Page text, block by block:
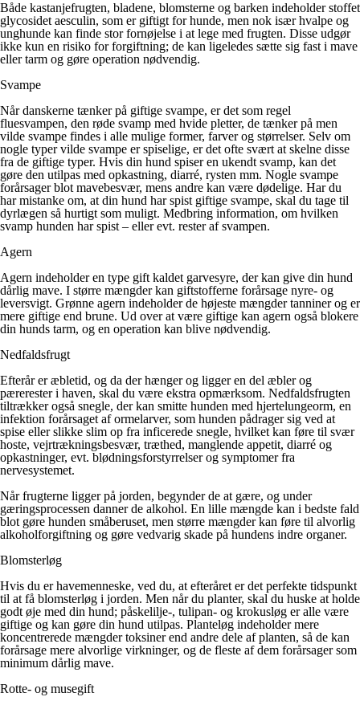
Både kastanjefrugten, bladene, blomsterne og barken indeholder stoffet
glycosidet aesculin, som er giftigt for hunde, men nok især hvalpe og
unghunde kan finde stor fornøjelse i at lege med frugten. Disse udgør
ikke kun en risiko for forgiftning; de kan ligeledes sætte sig fast i mave
eller tarm og gøre operation nødvendig.
Svampe
Når danskerne tænker på giftige svampe, er det som regel
fluesvampen, den røde svamp med hvide pletter, de tænker på men
vilde svampe findes i alle mulige former, farver og størrelser. Selv om
nogle typer vilde svampe er spiselige, er det ofte svært at skelne disse
fra de giftige typer. Hvis din hund spiser en ukendt svamp, kan det
gøre den utilpas med opkastning, diarré, rysten mm. Nogle svampe
forårsager blot mavebesvær, mens andre kan være dødelige. Har du
har mistanke om, at din hund har spist giftige svampe, skal du tage til
dyrlægen så hurtigt som muligt. Medbring information, om hvilken
svamp hunden har spist – eller evt. rester af svampen.
Agern
Agern indeholder en type gift kaldet garvesyre, der kan give din hund
dårlig mave. I større mængder kan giftstofferne forårsage nyre- og
leversvigt. Grønne agern indeholder de højeste mængder tanniner og er
mere giftige end brune. Ud over at være giftige kan agern også blokere
din hunds tarm, og en operation kan blive nødvendig.
Nedfaldsfrugt
Efterår er æbletid, og da der hænger og ligger en del æbler og
pærerester i haven, skal du være ekstra opmærksom. Nedfaldsfrugten
tiltrækker også snegle, der kan smitte hunden med hjertelungeorm, en
infektion forårsaget af ormelarver, som hunden pådrager sig ved at
spise eller slikke slim op fra inficerede snegle, hvilket kan føre til svær
hoste, vejrtrækningsbesvær, træthed, manglende appetit, diarré og
opkastninger, evt. blødningsforstyrrelser og symptomer fra
nervesystemet.
Når frugterne ligger på jorden, begynder de at gære, og under
gæringsprocessen danner de alkohol. En lille mængde kan i bedste fald
blot gøre hunden småberuset, men større mængder kan føre til alvorlig
alkoholforgiftning og gøre vedvarig skade på hundens indre organer.
Blomsterløg
Hvis du er havemenneske, ved du, at efteråret er det perfekte tidspunkt
til at få blomsterløg i jorden. Men når du planter, skal du huske at holde
godt øje med din hund; påskelilje-, tulipan- og krokusløg er alle være
giftige og kan gøre din hund utilpas. Planteløg indeholder mere
koncentrerede mængder toksiner end andre dele af planten, så de kan
forårsage mere alvorlige virkninger, og de fleste af dem forårsager som
minimum dårlig mave.
Rotte- og musegift